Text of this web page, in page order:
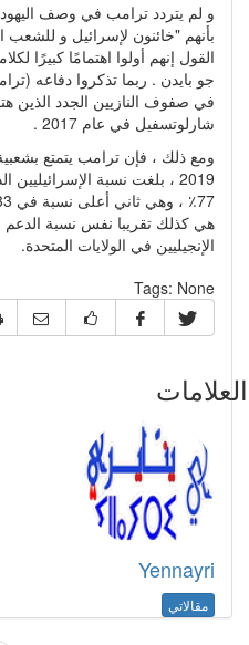
و لم يتردد ترامب في وصف اليهود
بأنهم "خائنون لإسرائيل و للشعب
القول إنهم أولوا اهتمامًا كبيرًا
جو بايدن . ربما تذكروا دفاعه
في صفوف النازيين الجدد الذين
شارلوتسفيل في عام 2017 .
ومع ذلك ، فإن ترامب يتمتع
2019 ، بلغت نسبة الإسرائيليين
هي كذلك تقريبا نفس نسبة الدعم
الإنجيليين في الولايات المتحدة.
Tags:None
Yennayri
مقالاتي